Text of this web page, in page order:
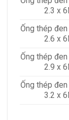
2.3 x
Ống thép
2.6 x
Ống thép
2.9 x
Ống thép
3.2 x